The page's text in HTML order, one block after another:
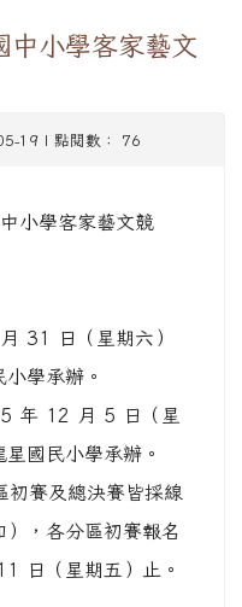
中小學客家藝文
19 | 點閱數： 76
小學客家藝文競
31 日（星期六）
學承辦。
年 12 月 5 日（星
國民小學承辦。
初賽及總決賽皆採線
），各分區初賽報名
日（星期五）止。